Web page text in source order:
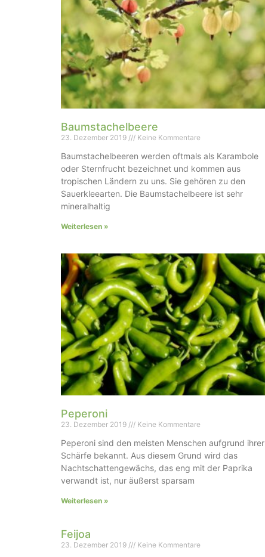
Baumstachelbeere
23. Dezember 2019 Keine Kommentare
Baumstachelbeeren werden oftmals als Karambole
oder Sternfrucht bezeichnet und kommen aus
tropischen Ländern zu uns. Sie gehören zu den
Sauerkleearten. Die Baumstachelbeere ist sehr
mineralhaltig
Weiterlesen »
Peperoni
23. Dezember 2019 Keine Kommentare
Peperoni sind den meisten Menschen aufgrund ihrer
Schärfe bekannt. Aus diesem Grund wird das
Nachtschattengewächs, das eng mit der Paprika
verwandt ist, nur äußerst sparsam
Weiterlesen »
Feijoa
23. Dezember 2019 Keine Kommentare